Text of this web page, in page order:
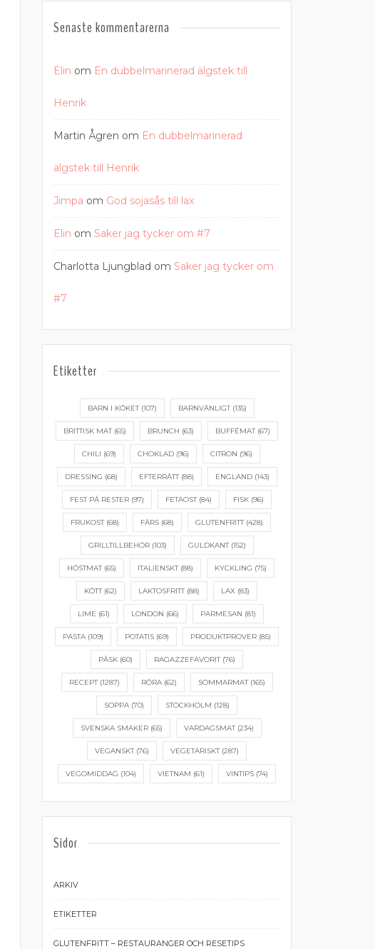
Senaste kommentarerna
Elin om En dubbelmarinerad älgstek till
Henrik
Martin Ågren om En dubbelmarinerad
älgstek till Henrik
Jimpa om God sojasås till lax
Elin om Saker jag tycker om #7
Charlotta Ljungblad om Saker jag tycker om
#7
Etiketter
BARN I KÖKET(107) BARNVÄNLIGT(135)
BRITTISK MAT(65) BRUNCH (63) BUFFÉMAT(67)
CHILI (69) CHOKLAD(96) CITRON (96)
DRESSING (68) EFTERRÄTT(88) ENGLAND(143)
FEST PÅ RESTER (97) FETAOST(84) FISK (96)
FRUKOST(68) FÄRS (68) GLUTENFRITT(428)
GRILLTILLBEHÖR(103) GULDKANT(152)
HÖSTMAT(65) ITALIENSKT(88) KYCKLING (75)
KÖTT(62) LAKTOSFRITT(88) LAX (83)
LIME (61) LONDON (66) PARMESAN (81)
PASTA (109) POTATIS (69) PRODUKTPROVER (85)
PÅSK (60) RAGAZZEFAVORIT(76)
RECEPT(1287) RÖRA(62) SOMMARMAT(165)
SOPPA (70) STOCKHOLM (128)
SVENSKA SMAKER(65) VARDAGSMAT(234)
VEGANSKT(76) VEGETARISKT(287)
VEGOMIDDAG (104) VIETNAM (61) VINTIPS (74)
Sidor
ARKIV
ETIKETTER
GLUTENFRITT – RESTAURANGER OCH RESETIPS